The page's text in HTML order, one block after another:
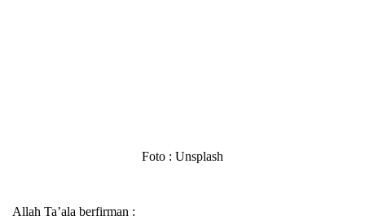
Foto : Unsplash
Allah Ta’ala berfirman :